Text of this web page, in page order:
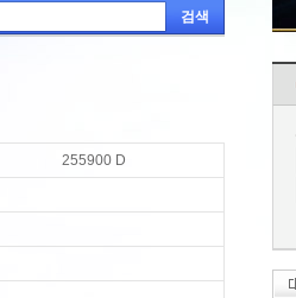
검색
255900 D